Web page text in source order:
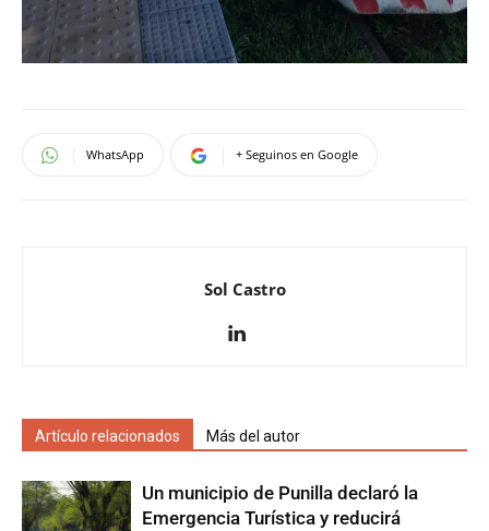
WhatsApp + Seguinos en Google
Sol Castro
Artículo relacionados Más del autor
Un municipio de Punilla declaró la
Emergencia Turística y reducirá